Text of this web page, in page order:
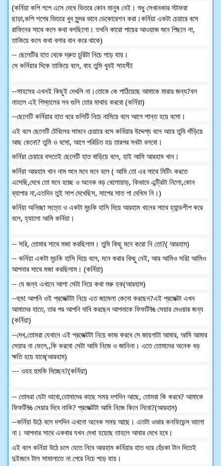
(কর্নিয়া কপি শপে এসে দেখে ভিতরে কোন মানুষ নেই। শুধু সেখানকার স্টাফরা
ছাড়া,কপি শপের ভিতরে খুব সুন্দর ভাবে ডেকোরেশন করা।কর্নিয়া একটা চেয়ারে বসে
রাফিনের সাথে কলে কথা বলছিলো। তখনি কারো পায়ের আওয়াজ শুনে পিছনে না,
তাকিয়ে কলে কথা বলার বান করে থাকে)
-- ছেলেটির হাত থেকে দ্রুত চুরিটা নিচে পড়ে যায়।
সে কর্নিয়ার দিকে তাকিয়ে বলে, বাহ তুমি খুবই সাহসী!
--সাহসের এখনই কিছুই দেখলি না।তোকে কে পাঠিয়েছে আমাকে মারার জন্য?বল
নাহলে এই পিস্তলের সব গুলি তোর মাথায় করবো (কর্নিয়া)
--ছেলেটি কর্নিয়ার হাত ধরে গুলিটি নিচে নামিয়ে বলে আগে শান্ত হয়ে বসো।
এই বলে ছেলেটি টেবিলের সামনে চেয়ারে বসে কর্নিয়ার উদ্দেশ্য বলে আরে তুমি দাঁড়িয়ে
আছ কেনো? তুমি ও বসো, আগে পরিচিত হয় তারপর সবটা বলবো।
কর্নিয়া চেয়ারে বসতেই ছেলেটি হাত বাড়িয়ে বলে, হাই আমি আরহাম খান।
কর্নিয়া আরহাম খান নাম শুনে মনে মনে বলে ( আমি তো এর সাথে মিটিং করতে
এসেছি,দেখে তো মনে হচ্ছে ও অনেক বড় খেলোয়াড়, কিভাবে এন্ট্রিটা নিলো,কোন
ব্যাপার না,এতদিন তুই সাপ দেখেছিস, সাপের সাত পা দেখিস নি।)
কর্নিয়া অনিচ্ছা সত্তে ও একটা মুচকি হাসি দিয়ে আরহাম খানের সাথে হ্যান্ডশীপ করে
বলে, হ্যালো আমি কর্নিয়া।
-- সরি, তোমার সাথে মজা করছিলাম। তুমি কিছু মনে করো নি তো?( আরহাম)
-- কর্নিয়া একটা মুচকি হাসি দিয়ে বলে, মনে করার কিছু নেই, আর আমিও সরি! আমিও
আপনার সাথে মজা করছিলাম। (কর্নিয়া)
-- যে জন্য এখানে আশা সেটা নিয়ে কথা শুরু হক(আরহাম)
--হুম! আপনি ওই প্রজেক্টটা নিয়ে এত জামেলা কেনো করছেন?এই প্রজেক্টা এখন
আমাদের হাতে, তার পর আপনি দাবি করছেন আপনাকে ফিফটি% সেয়ার দেওয়ার জন্য
(কর্নিয়া)
--দেখ,তোমরা যেখানে এই প্রজেক্টটা নিয়ে কাজ করবে সে জায়গাটা আমার, আমি আমার
সেয়ার না ফেলে,,কি করবো সেটা আমি নিজে ও জানিনা। এতে তোমাদের অনেক বড়
ক্ষতি হয়ে যাবে(আরহাম)
--- ওহহ হুমকি দিচ্ছেন?(কর্নিয়া)
-- তোমরা যেটা ভাবো,তোমাদের কাছে সময় দশদিন আছে, তোমরা কি করবে? আমাকে
ফিফটি% সেয়ার দিবে নাকি? প্রজেক্টটা আমি নিজে কিনে নিবো?(আরহাম)
--কর্নিয়া উঠে বলে দশদিন এখনো অনেক সময় আছে। এতটা ওভার কনফিডেন্স ভালো
না। আপনার সাথে একবার যখন দেখা হয়েছে তাহলে আবার দেখে হবে।
এই বলে কর্নিয়া উঠে চলে যেতে নিবে আরহাম কর্নিয়ার হাত ধরে হেঁচকা টান দিতেই
দুইজনে টাল সামালাতে না পেরে নিচে পড়ে যায়।